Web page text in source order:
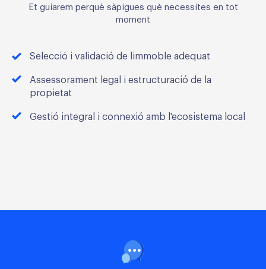
Et guiarem perquè sàpigues què necessites en tot
moment
Selecció i validació de limmoble adequat
Assessorament legal i estructuració de la
propietat
Gestió integral i connexió amb l'ecosistema local